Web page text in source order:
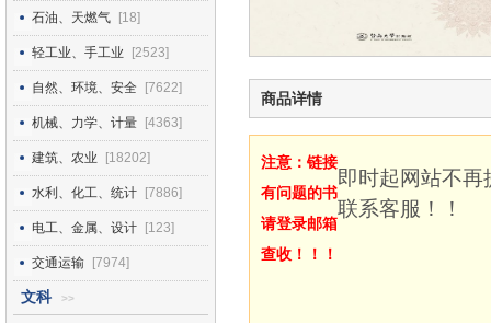
石油、天燃气 [18]
轻工业、手工业 [2523]
自然、环境、安全 [7622]
机械、力学、计量 [4363]
建筑、农业 [18202]
水利、化工、统计 [7886]
电工、金属、设计 [123]
交通运输 [7974]
文科 >>
商品详情
注意：链接
有问题的书
请登录邮箱
查收！！！
即时起网站不
联系客服！！